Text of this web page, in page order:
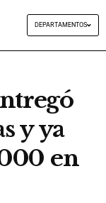
DEPARTAMENTOS
y ya
en